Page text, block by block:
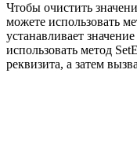
Чтобы очистить
можете использовать
устанавливает
использовать метод
реквизита, а затем